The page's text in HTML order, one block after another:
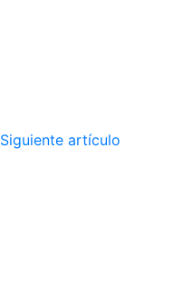
Siguiente artículo